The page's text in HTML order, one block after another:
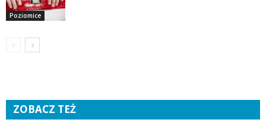
Poziomice
ZOBACZ TEŻ